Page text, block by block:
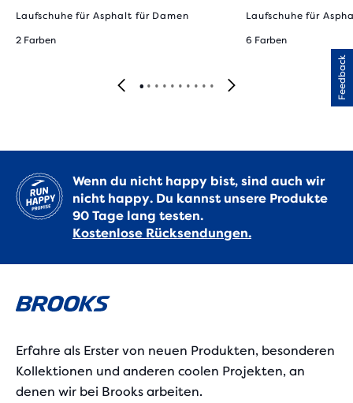
Laufschuhe für Asphalt für Damen
2 Farben
Laufschuhe für
6 Farben
Wenn du nicht happy bist, sind auch wir
nicht happy. Du kannst unsere Produkte
90 Tage lang testen.
Kostenlose Rücksendungen.
Erfahre als Erster von neuen Produkten, besonderen
Kollektionen und anderen coolen Projekten, an
denen wir bei Brooks arbeiten.
Feedback